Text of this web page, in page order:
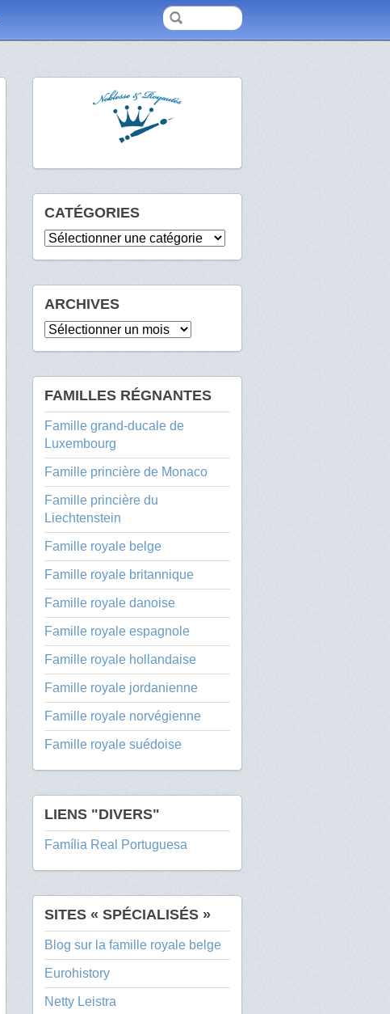
CATÉGORIES
Catégories
ARCHIVES
Archives
FAMILLES RÉGNANTES
Famille grand-ducale de
Luxembourg
Famille princière de Monaco
Famille princière du
Liechtenstein
Famille royale belge
Famille royale britannique
Famille royale danoise
Famille royale espagnole
Famille royale hollandaise
Famille royale jordanienne
Famille royale norvégienne
Famille royale suédoise
LIENS "DIVERS"
Família Real Portuguesa
SITES « SPÉCIALISÉS »
Blog sur la famille royale belge
Eurohistory
Netty Leistra